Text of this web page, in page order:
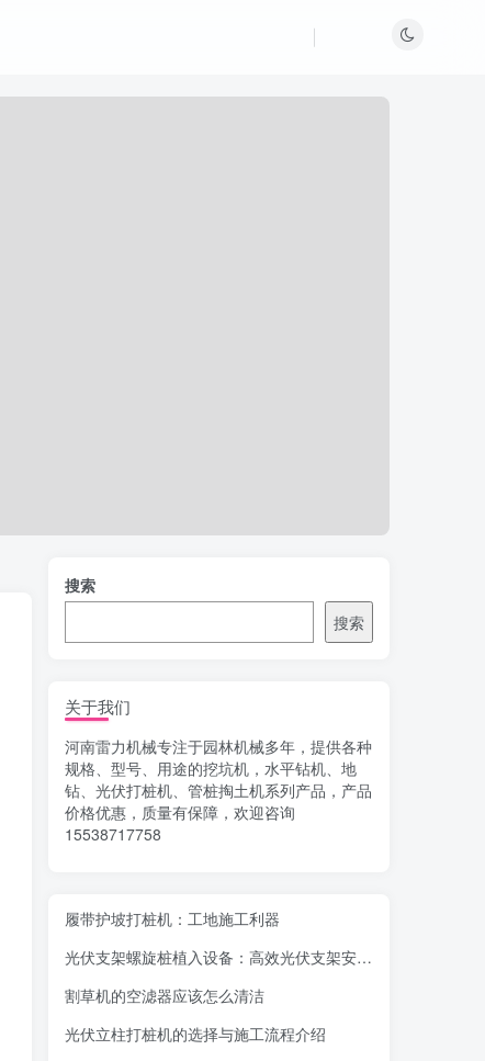
搜索
搜索
关于我们
河南雷力机械专注于园林机械多年，提供各种
规格、型号、用途的挖坑机，水平钻机、地
钻、光伏打桩机、管桩掏土机系列产品，产品
价格优惠，质量有保障，欢迎咨询
15538717758
履带护坡打桩机：工地施工利器
光伏支架螺旋桩植入设备：高效光伏支架安装工具，螺旋桩植入快速稳固
割草机的空滤器应该怎么清洁
光伏立柱打桩机的选择与施工流程介绍